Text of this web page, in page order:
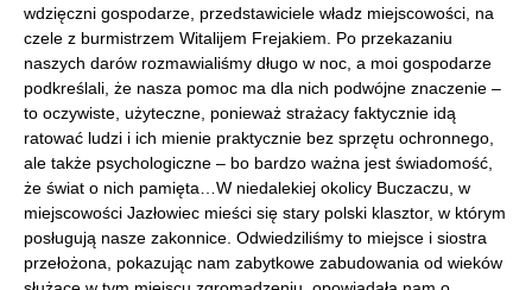
wdzięczni gospodarze, przedstawiciele władz miejscowości, na
czele z burmistrzem Witalijem Frejakiem. Po przekazaniu
naszych darów rozmawialiśmy długo w noc, a moi gospodarze
podkreślali, że nasza pomoc ma dla nich podwójne znaczenie –
to oczywiste, użyteczne, ponieważ strażacy faktycznie idą
ratować ludzi i ich mienie praktycznie bez sprzętu ochronnego,
ale także psychologiczne – bo bardzo ważna jest świadomość,
że świat o nich pamięta…W niedalekiej okolicy Buczaczu, w
miejscowości Jazłowiec mieści się stary polski klasztor, w którym
posługują nasze zakonnice. Odwiedziliśmy to miejsce i siostra
przełożona, pokazując nam zabytkowe zabudowania od wieków